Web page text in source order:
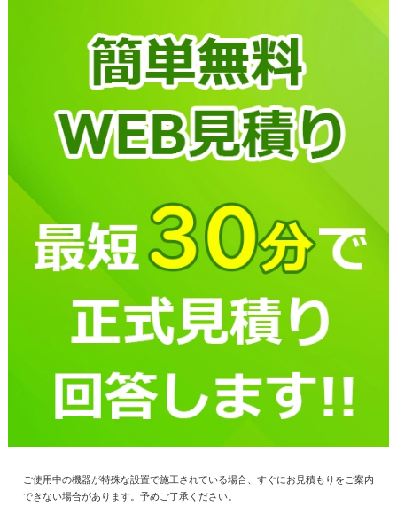
ご使用中の機器が特殊な設置で施工されている場合、すぐにお見積もりをご案内
できない場合があります。予めご了承ください。